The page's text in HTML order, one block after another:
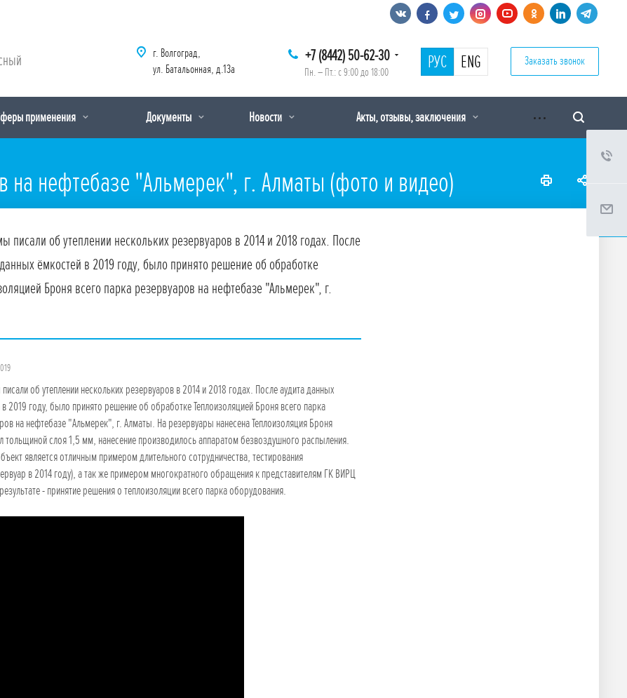
+7 (8442) 50-62-30
Пн. – Пт.: с 9:00 до 18:00 РУС ENG Заказать звонок
г. Волгоград,
ул. Батальонная, д.13а
применения Документы Новости Акты, отзывы, заключения
на нефтебазе "Альмерек", г. Алматы (фото и видео)
писали об утеплении нескольких резервуаров в 2014 и 2018 годах. После
ёмкостей в 2019 году, было принято решение об обработке
Броня всего парка резервуаров на нефтебазе "Альмерек", г.
об утеплении нескольких резервуаров в 2014 и 2018 годах. После аудита данных
2019 году, было принято решение об обработке Теплоизоляцией Броня всего парка
на нефтебазе "Альмерек", г. Алматы. На резервуары нанесена Теплоизоляция Броня
тольщиной слоя 1,5 мм, нанесение производилось аппаратом безвоздушного распыления.
является отличным примером длительного сотрудничества, тестирования
в 2014 году), а так же примером многократного обращения к представителям ГК ВИРЦ
- принятие решения о теплоизоляции всего парка оборудования.